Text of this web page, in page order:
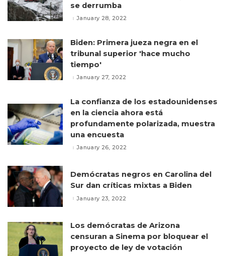
se derrumba
January 28, 2022
Biden: Primera jueza negra en el
tribunal superior 'hace mucho
tiempo'
January 27, 2022
La confianza de los estadounidenses
en la ciencia ahora está
profundamente polarizada, muestra
una encuesta
January 26, 2022
Demócratas negros en Carolina del
Sur dan críticas mixtas a Biden
January 23, 2022
Los demócratas de Arizona
censuran a Sinema por bloquear el
proyecto de ley de votación